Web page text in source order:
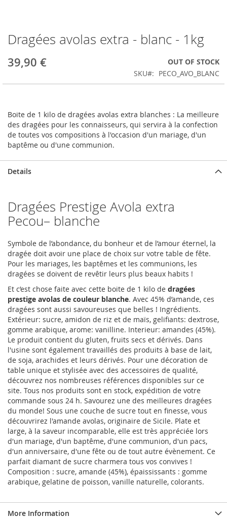
Skip
to
the
beginning
Dragées avolas extra - blanc - 1kg
39,90 €
OUT OF STOCK
SKU
PECO_AVO_BLANC
Boite de 1 kilo de dragées avolas extra blanches : La meilleure
des dragées pour les connaisseurs, qui servira à la confection
de toutes vos compositions à l'occasion d'un mariage, d'un
baptême ou d'une communion.
Details
Dragées Prestige Avola extra
Pecou– blanche
Symbole de l’abondance, du bonheur et de l’amour éternel, la
dragée doit avoir une place de choix sur votre table de fête.
Pour les mariages, les baptêmes et les communions, les
dragées se doivent de revêtir leurs plus beaux habits !
Et c’est chose faite avec cette boite de 1 kilo de dragées
prestige avolas de couleur blanche. Avec 45% d’amande, ces
dragées sont aussi savoureuses que belles ! Ingrédients.
Extérieur: sucre, amidon de riz et de maïs, gelifiants: dextrose,
gomme arabique, arome: vanilline. Interieur: amandes (45%).
Le produit contient du gluten, fruits secs et dérivés. Dans
l'usine sont également travaillés des produits à base de lait,
de soja, arachides et leurs dérivés. Pour une décoration de
table unique et stylisée avec des accessoires de qualité,
découvrez nos nombreuses références disponibles sur ce
site. Tous nos produits sont en stock, expédition de votre
commande sous 24 h. Savourez une des meilleures dragées
du monde! Sous une couche de sucre tout en finesse, vous
découvrirez l'amande avolas, originaire de Sicile. Plate et
large, à la saveur incomparable, elle est très appréciée lors
d'un mariage, d'un baptême, d'une communion, d'un pacs,
d'un anniversaire, d'une fête ou de tout autre évènement. Ce
parfait diamant de sucre charmera tous vos convives !
Composition : sucre, amande (45%), épaississants : gomme
arabique, gelatine de poisson, vanille naturelle, colorants.
More Information